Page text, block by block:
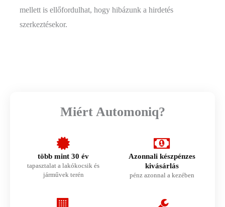
mellett is ellőfordulhat, hogy hibázunk a hirdetés
szerkeztésekor.
Miért Automoniq?
több mint 30 év
tapasztalat a lakókocsik és
járművek terén
Azonnali készpénzes
kivásárlás
pénz azonnal a kezében